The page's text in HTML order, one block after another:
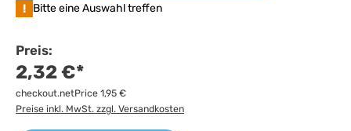
! Bitte eine Auswahl treffen
Preis:
2,32 €*
checkout.netPrice 1,95 €
Preise inkl. MwSt. zzgl. Versandkosten